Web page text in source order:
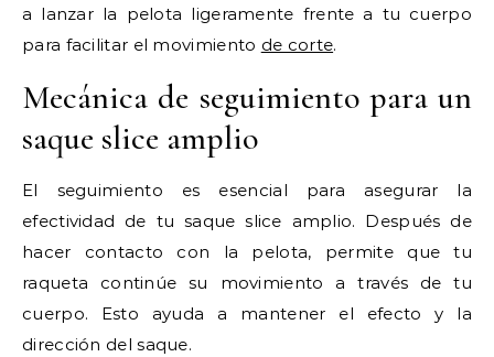
a lanzar la pelota ligeramente frente a tu cuerpo
para facilitar el movimiento de corte.
Mecánica de seguimiento para un
saque slice amplio
El seguimiento es esencial para asegurar la
efectividad de tu saque slice amplio. Después de
hacer contacto con la pelota, permite que tu
raqueta continúe su movimiento a través de tu
cuerpo. Esto ayuda a mantener el efecto y la
dirección del saque.